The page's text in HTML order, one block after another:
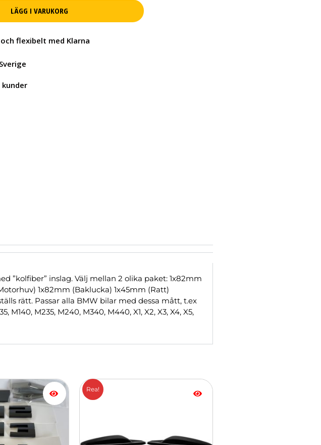
LÄGG I VARUKORG
flexibelt med Klarna
kunder
”kolfiber” inslag. Välj mellan 2 olika paket: 1x82mm
1x82mm (Baklucka) 1x45mm (Ratt)
rätt. Passar alla BMW bilar med dessa mått, t.ex
M140, M235, M240, M340, M440, X1, X2, X3, X4, X5,
Rea!
Den
här
varianter.